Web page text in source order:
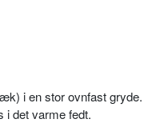
i en stor ovnfast gryde.
i det varme fedt.